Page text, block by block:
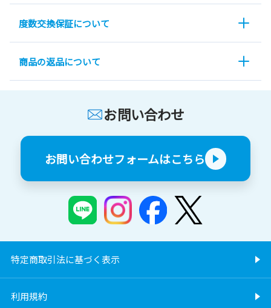
度数交換保証について
商品の返品について
お問い合わせ
お問い合わせフォームはこちら
特定商取引法に基づく表示
利用規約